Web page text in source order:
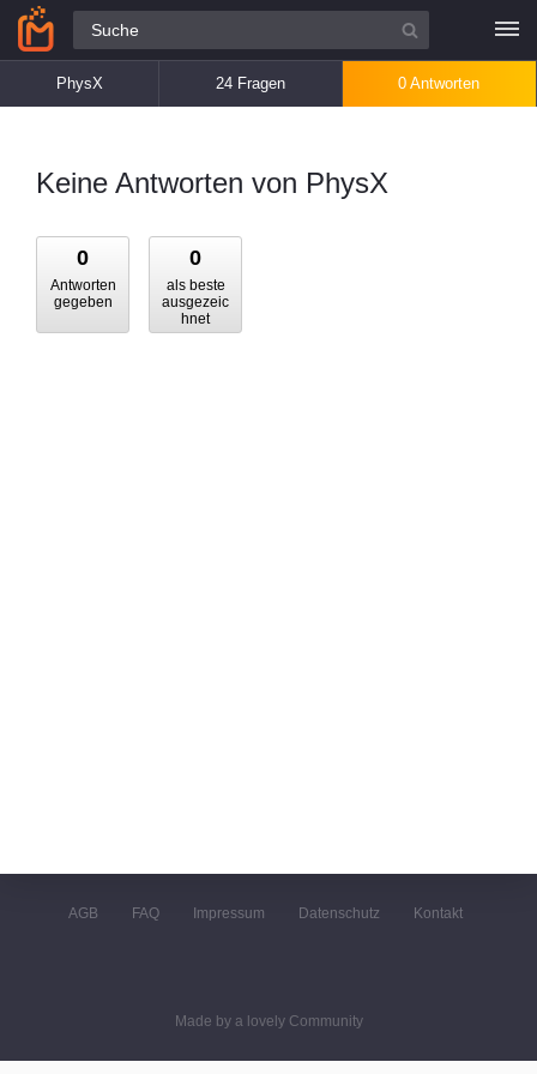
Alle Fragen
PhysX 24 Fragen 0 Antworten
Keine Antworten von PhysX
0
Antworten
gegeben
0
als beste
ausgezeic
hnet
AGB FAQ Impressum Datenschutz Kontakt
Made by a lovely Community